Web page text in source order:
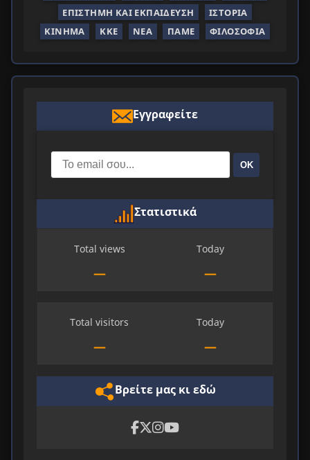
ΕΠΙΣΤΉΜΗ ΚΑΙ ΕΚΠΑΊΔΕΥΣΗ
ΙΣΤΟΡΊΑ
ΚΊΝΗΜΑ
ΚΚΕ ΝΈΑ ΠΑΜΕ ΦΙΛΟΣΟΦΊΑ
Εγγραφείτε
ΟΚ
Στατιστικά
Total views
—
Today
—
Total visitors
—
Today
—
Βρείτε μας κι εδώ